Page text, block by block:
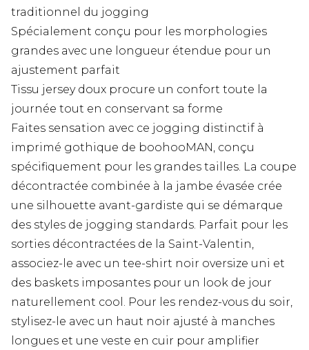
traditionnel du jogging
Spécialement conçu pour les morphologies
grandes avec une longueur étendue pour un
ajustement parfait
Tissu jersey doux procure un confort toute la
journée tout en conservant sa forme
Faites sensation avec ce jogging distinctif à
imprimé gothique de boohooMAN, conçu
spécifiquement pour les grandes tailles. La coupe
décontractée combinée à la jambe évasée crée
une silhouette avant-gardiste qui se démarque
des styles de jogging standards. Parfait pour les
sorties décontractées de la Saint-Valentin,
associez-le avec un tee-shirt noir oversize uni et
des baskets imposantes pour un look de jour
naturellement cool. Pour les rendez-vous du soir,
stylisez-le avec un haut noir ajusté à manches
longues et une veste en cuir pour amplifier